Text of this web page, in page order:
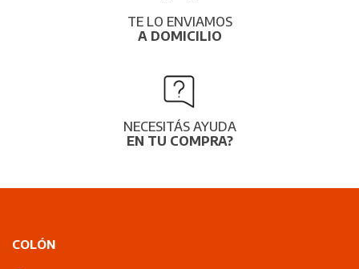
TE LO ENVIAMOS
A DOMICILIO
NECESITÁS AYUDA
EN TU COMPRA?
COLÓN